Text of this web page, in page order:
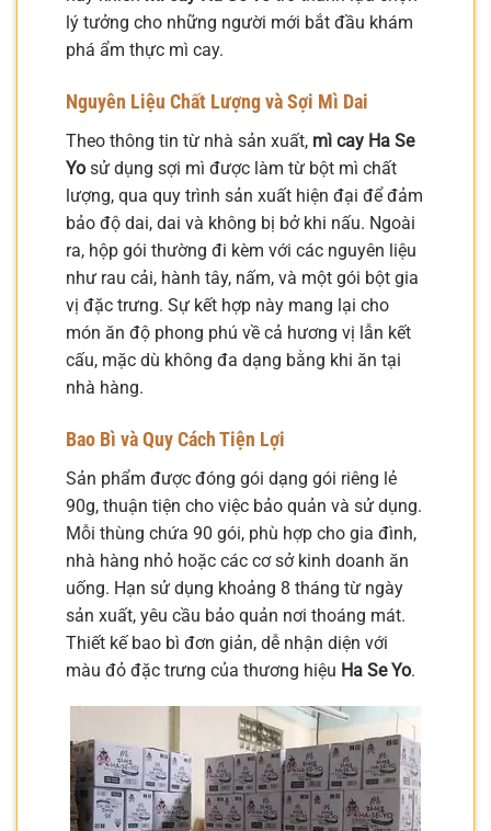
lý tưởng cho những người mới bắt đầu khám
phá ẩm thực mì cay.
Nguyên Liệu Chất Lượng và Sợi Mì Dai
Theo thông tin từ nhà sản xuất, mì cay Ha Se
Yo sử dụng sợi mì được làm từ bột mì chất
lượng, qua quy trình sản xuất hiện đại để đảm
bảo độ dai, dai và không bị bở khi nấu. Ngoài
ra, hộp gói thường đi kèm với các nguyên liệu
như rau cải, hành tây, nấm, và một gói bột gia
vị đặc trưng. Sự kết hợp này mang lại cho
món ăn độ phong phú về cả hương vị lẫn kết
cấu, mặc dù không đa dạng bằng khi ăn tại
nhà hàng.
Bao Bì và Quy Cách Tiện Lợi
Sản phẩm được đóng gói dạng gói riêng lẻ
90g, thuận tiện cho việc bảo quản và sử dụng.
Mỗi thùng chứa 90 gói, phù hợp cho gia đình,
nhà hàng nhỏ hoặc các cơ sở kinh doanh ăn
uống. Hạn sử dụng khoảng 8 tháng từ ngày
sản xuất, yêu cầu bảo quản nơi thoáng mát.
Thiết kế bao bì đơn giản, dễ nhận diện với
màu đỏ đặc trưng của thương hiệu Ha Se Yo.